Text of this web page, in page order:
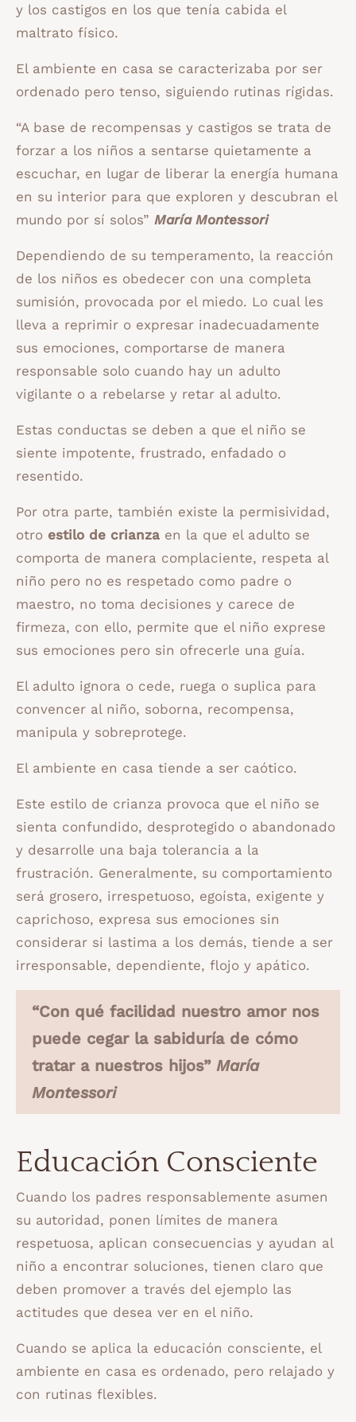
y los castigos en los que tenía cabida el
maltrato físico.
El ambiente en casa se caracterizaba por ser
ordenado pero tenso, siguiendo rutinas rígidas.
“A base de recompensas y castigos se trata de
forzar a los niños a sentarse quietamente a
escuchar, en lugar de liberar la energía humana
en su interior para que exploren y descubran el
mundo por sí solos” María Montessori
Dependiendo de su temperamento, la reacción
de los niños es obedecer con una completa
sumisión, provocada por el miedo. Lo cual les
lleva a reprimir o expresar inadecuadamente
sus emociones, comportarse de manera
responsable solo cuando hay un adulto
vigilante o a rebelarse y retar al adulto.
Estas conductas se deben a que el niño se
siente impotente, frustrado, enfadado o
resentido.
Por otra parte, también existe la permisividad,
otro estilo de crianza en la que el adulto se
comporta de manera complaciente, respeta al
niño pero no es respetado como padre o
maestro, no toma decisiones y carece de
firmeza, con ello, permite que el niño exprese
sus emociones pero sin ofrecerle una guía.
El adulto ignora o cede, ruega o suplica para
convencer al niño, soborna, recompensa,
manipula y sobreprotege.
El ambiente en casa tiende a ser caótico.
Este estilo de crianza provoca que el niño se
sienta confundido, desprotegido o abandonado
y desarrolle una baja tolerancia a la
frustración. Generalmente, su comportamiento
será grosero, irrespetuoso, egoísta, exigente y
caprichoso, expresa sus emociones sin
considerar si lastima a los demás, tiende a ser
irresponsable, dependiente, flojo y apático.
“Con qué facilidad nuestro amor nos
puede cegar la sabiduría de cómo
tratar a nuestros hijos” María
Montessori
Educación Consciente
Cuando los padres responsablemente asumen
su autoridad, ponen límites de manera
respetuosa, aplican consecuencias y ayudan al
niño a encontrar soluciones, tienen claro que
deben promover a través del ejemplo las
actitudes que desea ver en el niño.
Cuando se aplica la educación consciente, el
ambiente en casa es ordenado, pero relajado y
con rutinas flexibles.